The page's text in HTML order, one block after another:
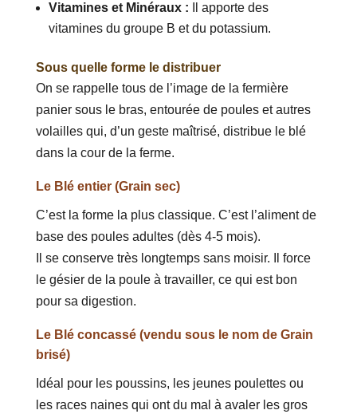
Vitamines et Minéraux : Il apporte des
vitamines du groupe B et du potassium.
Sous quelle forme le distribuer
On se rappelle tous de l’image de la fermière
panier sous le bras, entourée de poules et autres
volailles qui, d’un geste maîtrisé, distribue le blé
dans la cour de la ferme.
Le Blé entier (Grain sec)
C’est la forme la plus classique. C’est l’aliment de
base des poules adultes (dès 4-5 mois).
Il se conserve très longtemps sans moisir. Il force
le gésier de la poule à travailler, ce qui est bon
pour sa digestion.
Le Blé concassé (vendu sous le nom de Grain
brisé)
Idéal pour les poussins, les jeunes poulettes ou
les races naines qui ont du mal à avaler les gros